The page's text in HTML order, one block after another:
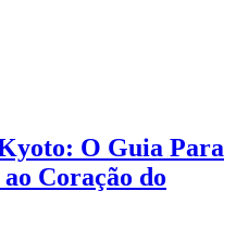
O Guia Para
Coração do